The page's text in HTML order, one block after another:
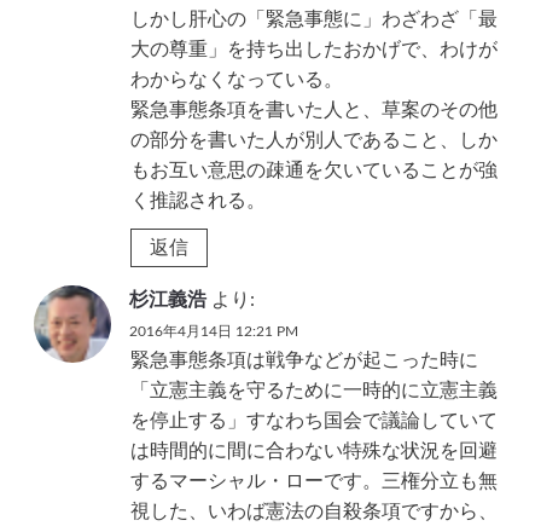
しかし肝心の「緊急事態に」わざわざ「最
大の尊重」を持ち出したおかげで、わけが
わからなくなっている。
緊急事態条項を書いた人と、草案のその他
の部分を書いた人が別人であること、しか
もお互い意思の疎通を欠いていることが強
く推認される。
返信
杉江義浩 より:
2016年4月14日 12:21 PM
緊急事態条項は戦争などが起こった時に
「立憲主義を守るために一時的に立憲主義
を停止する」すなわち国会で議論していて
は時間的に間に合わない特殊な状況を回避
するマーシャル・ローです。三権分立も無
視した、いわば憲法の自殺条項ですから、